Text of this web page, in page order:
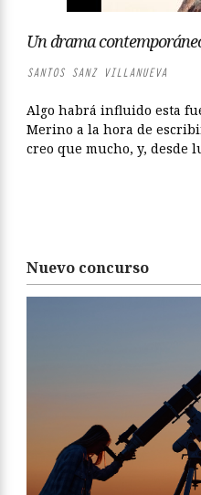
Un drama
SANTOS SANZ VILLANUEVA
Algo habrá influido esta
Merino a la hora de
creo que mucho, y, desde
Nuevo concurso